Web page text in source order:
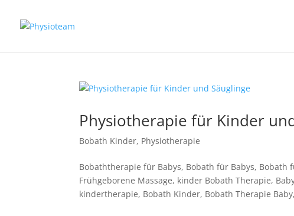
Physiotherapie für Kinder
Bobath Kinder, Physiotherapie
Bobaththerapie für Babys, Bobath für Babys, Bobath
Frühgeborene Massage, kinder Bobath Therapie,
kindertherapie, Bobath Kinder, Bobath Therapie